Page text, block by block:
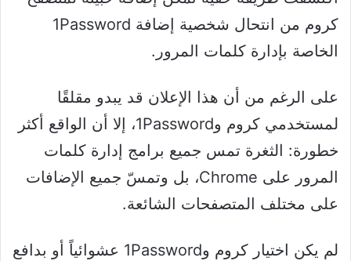
كروم من انتحال شخصية إضافة 1Password
الخاصة بإدارة كلمات المرور.
على الرغم من أن هذا الإعلان قد يبدو مقلقًا
لمستخدمي كروم و1Password، إلا أن الواقع أكثر
خطورة: الثغرة تمس جميع برامج إدارة كلمات
المرور على Chrome، بل وتمسّ جميع الإضافات
على مختلف المتصفحات الشائعة.
لم يكن اختيار كروم و1Password عشوائياً أو بدافع